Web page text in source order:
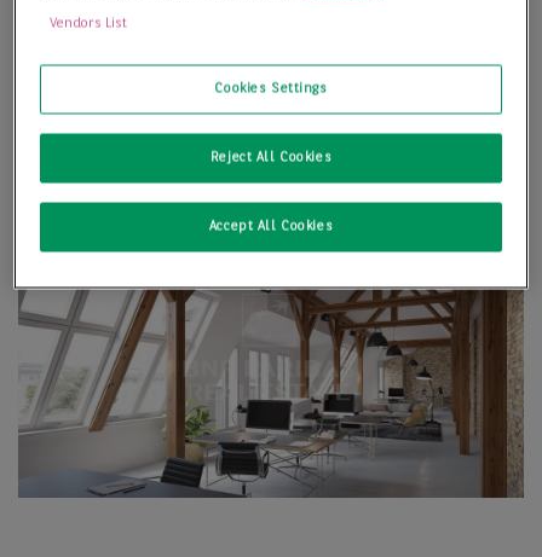
Vendors List
Cookies Settings
Reject All Cookies
Accept All Cookies